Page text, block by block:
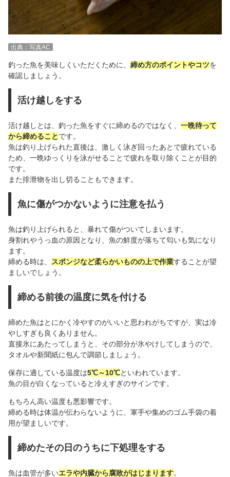
出典：写真AC
釣った魚を美味しくいただくために、 締め方のポイントやコツを
確認しましょう。
活け越しをする
活け越しとは、釣った魚をすぐに締めるのではなく、 一晩待って
から締めることです。
魚は釣り上げられた直後は、激しく泳ぎ回ったあとで疲れている
ため、一晩ゆっくりを泳がせることで疲れを取り除くことが目的
です。
また排泄物を出し切ることもできます。
魚に傷がつかないように注意を払う
魚は釣り上げられると、暴れて傷がついてしまいます。
身割れやうっ血の原因となり、魚の鮮度が落ちて匂いも気になり
ます。
締める時は、
スポンジなど柔らかいものの上で作業することが望
ましいでしょう。
締める前後の温度に気を付ける
締めた魚はとにかく冷やすのがいいと思われがちですが、実は冷
やしすぎも良くありません。
直接氷にあたってしまうと、その部分が氷やけしてしまうので、
タオルや新聞紙に包んで調節しましょう。
保存に適している温度は5℃～10℃といわれています。
魚の目が白くなっていると冷えすぎのサインです。
もちろん高い温度も悪影響です。
締める時は体温が伝わらないように、軍手や集めのゴム手袋の着
用が望ましいです。
締めたその日のうちに下処理をする
魚は血管が多いエラや内臓から腐敗がはじまります。